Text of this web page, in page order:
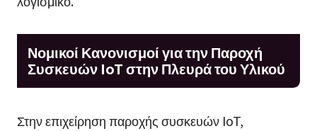
Νομικοί Κανονισμοί για την Παροχή
Συσκευών IoT στην Πλευρά του Υλικού
Στην επιχείρηση παροχής συσκευών IoT,